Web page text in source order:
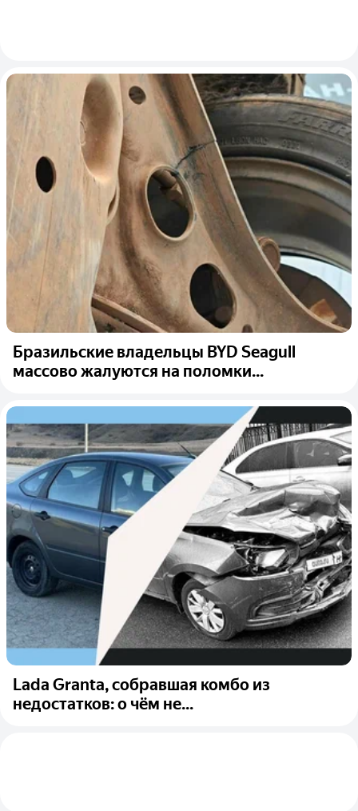
Бразильские владельцы BYD Seagull
массово жалуются на поломки...
Lada Granta, собравшая комбо из
недостатков: о чём не...